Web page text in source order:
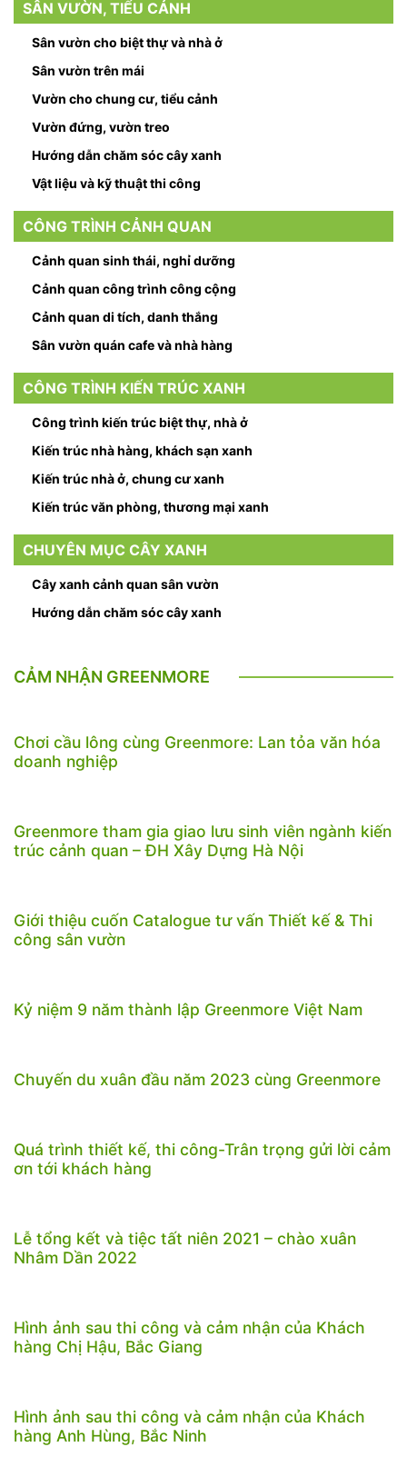
SÂN VƯỜN, TIỂU CẢNH
Sân vườn cho biệt thự và nhà ở
Sân vườn trên mái
Vườn cho chung cư, tiểu cảnh
Vườn đứng, vườn treo
Hướng dẫn chăm sóc cây xanh
Vật liệu và kỹ thuật thi công
CÔNG TRÌNH CẢNH QUAN
Cảnh quan sinh thái, nghỉ dưỡng
Cảnh quan công trình công cộng
Cảnh quan di tích, danh thắng
Sân vườn quán cafe và nhà hàng
CÔNG TRÌNH KIẾN TRÚC XANH
Công trình kiến trúc biệt thự, nhà ở
Kiến trúc nhà hàng, khách sạn xanh
Kiến trúc nhà ở, chung cư xanh
Kiến trúc văn phòng, thương mại xanh
CHUYÊN MỤC CÂY XANH
Cây xanh cảnh quan sân vườn
Hướng dẫn chăm sóc cây xanh
CẢM NHẬN GREENMORE
Chơi cầu lông cùng Greenmore: Lan tỏa văn hóa
doanh nghiệp
Greenmore tham gia giao lưu sinh viên ngành kiến
trúc cảnh quan – ĐH Xây Dựng Hà Nội
Giới thiệu cuốn Catalogue tư vấn Thiết kế & Thi
công sân vườn
Kỷ niệm 9 năm thành lập Greenmore Việt Nam
Chuyến du xuân đầu năm 2023 cùng Greenmore
Quá trình thiết kế, thi công-Trân trọng gửi lời cảm
ơn tới khách hàng
Lễ tổng kết và tiệc tất niên 2021 – chào xuân
Nhâm Dần 2022
Hình ảnh sau thi công và cảm nhận của Khách
hàng Chị Hậu, Bắc Giang
Hình ảnh sau thi công và cảm nhận của Khách
hàng Anh Hùng, Bắc Ninh